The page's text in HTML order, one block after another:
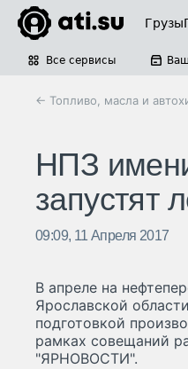
Грузы
Все сервисы
← Топливо, масла и
НПЗ
запустят
09:09, 11 Апреля 2017
В апреле на
Ярославской
подготовкой
рамках совещаний
"ЯРНОВОСТИ".